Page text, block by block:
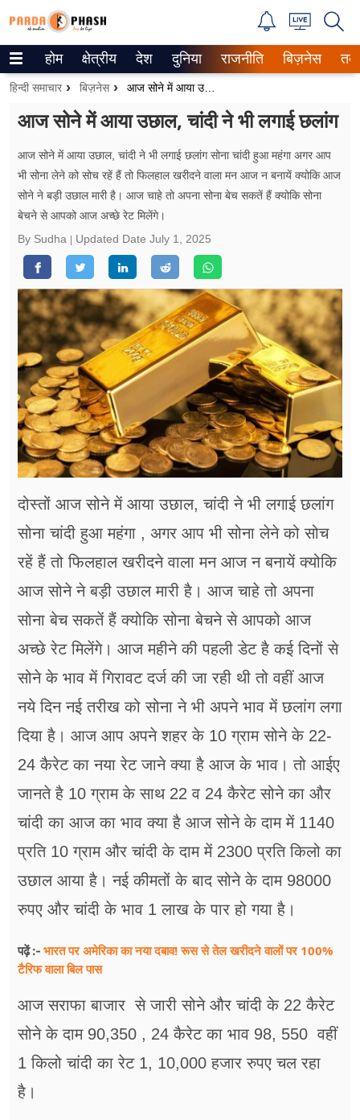
Trending on Google News
ePaper
वेब स्टोरीज
उत्तर प्रदेश
गैलरी
वीडियो
रिलेशनशिप
जीवन मंत्रा
फूड
सेहत
ब्‍यूटी
जॉब्स
शिक्षा
अन्य खबरें
होम क्षेत्रीय देश दुनिया राजनीति बिज़नेस
हिन्दी समाचार बिज़नेस आज सोने में आया उछाल, चांदी ने भी लगाई छलांग
आज सोने में आया उछाल, चांदी ने भी लगाई छलांग
आज सोने में आया उछाल, चांदी ने भी लगाई छलांग सोना चांदी हुआ महंगा अगर आप
भी सोना लेने को सोच रहें हैं तो फिलहाल खरीदने वाला मन आज न बनायें क्योकि आज
सोने ने बड़ी उछाल मारी है। आज चाहे तो अपना सोना बेच सकतें हैं क्योकि सोना
बेचने से आपको आज अच्छे रेट मिलेंगे।
By Sudha
Updated Date July 1, 2025
दोस्तों आज सोने में आया उछाल, चांदी ने भी लगाई छलांग
सोना चांदी हुआ महंगा , अगर आप भी सोना लेने को सोच
रहें हैं तो फिलहाल खरीदने वाला मन आज न बनायें क्योकि
आज सोने ने बड़ी उछाल मारी है। आज चाहे तो अपना
सोना बेच सकतें हैं क्योकि सोना बेचने से आपको आज
अच्छे रेट मिलेंगे। आज महीने की पहली डेट है कई दिनों से
सोने के भाव में गिरावट दर्ज ​की जा रही थी तो वहीं आज
नये दिन नई तरीख को सोना ने भी अपने भाव में छलांग लगा
दिया है। आज आप अपने शहर के 10 ग्राम सोने के 22-
24 कैरेट का नया रेट जाने क्या है आज के भाव। तो आईए
जानते है 10 ग्राम के साथ 22 व 24 कैरेट सोने का और
चांदी का आज का भाव क्या है आज सोने के दाम में 1140
प्रति 10 ग्राम और चांदी के दाम में 2300 प्रति किलो का
उछाल आया है। नई कीमतों के बाद सोने के दाम 98000
रुपए और चांदी के भाव 1 लाख के पार हो गया है।
पढ़ें :- भारत पर अमेरिका का नया दबाव! रूस से तेल खरीदने वालों पर 100%
टैरिफ वाला बिल पास
आज सराफा बाजार से जारी सोने और चांदी के 22 कैरेट
सोने के दाम 90,350 , 24 कैरेट का भाव 98, 550 वहीं
1 किलो चांदी का रेट 1, 10,000 हजार रुपए चल रहा
है।